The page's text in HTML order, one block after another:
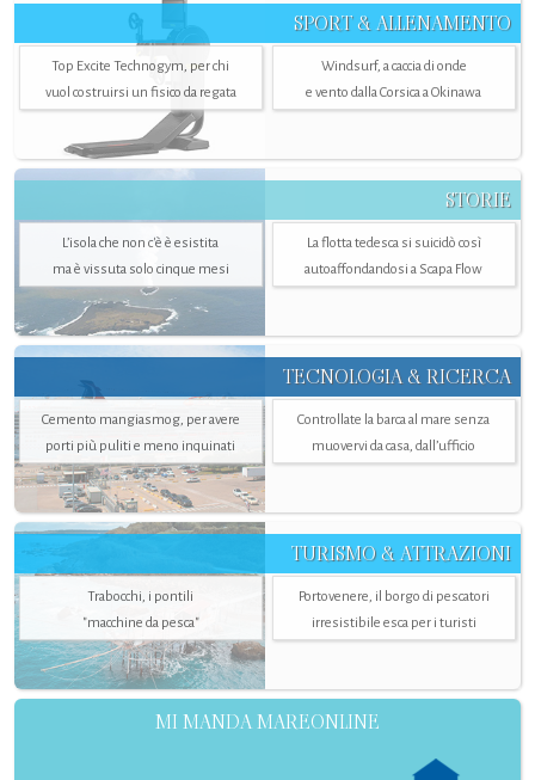
SPORT & ALLENAMENTO
Top Excite Technogym, per chi
vuol costruirsi un fisico da regata
Windsurf, a caccia di onde
e vento dalla Corsica a Okinawa
STORIE
L’isola che non c'è è esistita
ma è vissuta solo cinque mesi
La flotta tedesca si suicidò così
autoaffondandosi a Scapa Flow
TECNOLOGIA & RICERCA
Cemento mangiasmog, per avere
porti più puliti e meno inquinati
Controllate la barca al mare senza
muovervi da casa, dall’ufficio
TURISMO & ATTRAZIONI
Trabocchi, i pontili
"macchine da pesca"
Portovenere, il borgo di pescatori
irresistibile esca per i turisti
MI MANDA MAREONLINE